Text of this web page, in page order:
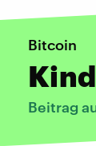
Bitcoin
Beitrag